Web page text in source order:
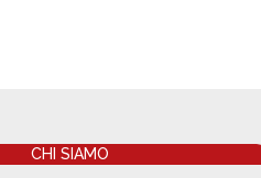
CHI SIAMO